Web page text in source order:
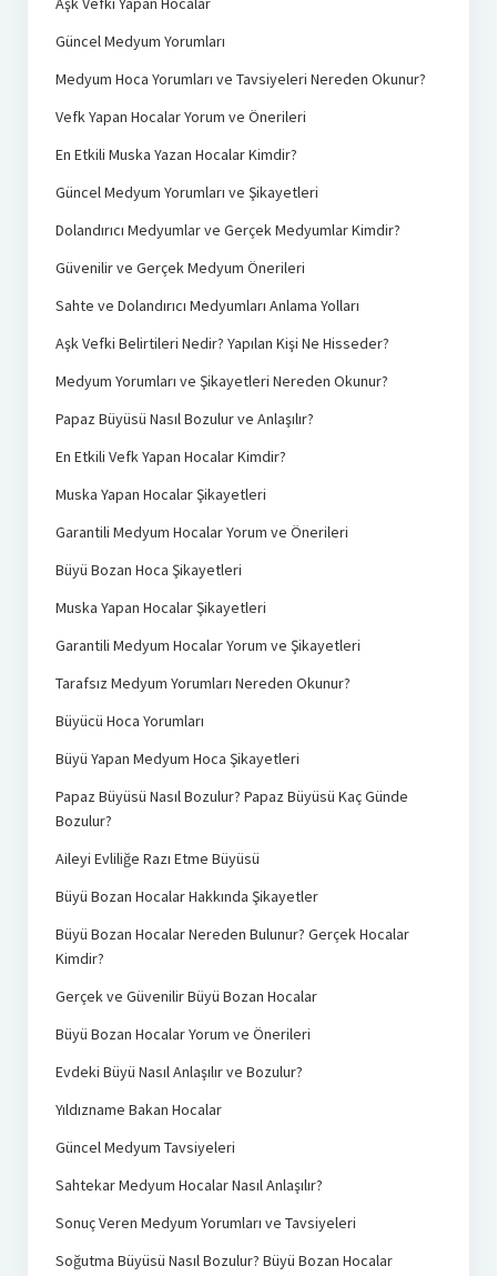
Güncel Medyum Yorumları
Medyum Hoca Yorumları ve Tavsiyeleri Nereden Okunur?
Vefk Yapan Hocalar Yorum ve Önerileri
En Etkili Muska Yazan Hocalar Kimdir?
Güncel Medyum Yorumları ve Şikayetleri
Dolandırıcı Medyumlar ve Gerçek Medyumlar Kimdir?
Güvenilir ve Gerçek Medyum Önerileri
Sahte ve Dolandırıcı Medyumları Anlama Yolları
Aşk Vefki Belirtileri Nedir? Yapılan Kişi Ne Hisseder?
Medyum Yorumları ve Şikayetleri Nereden Okunur?
Papaz Büyüsü Nasıl Bozulur ve Anlaşılır?
En Etkili Vefk Yapan Hocalar Kimdir?
Muska Yapan Hocalar Şikayetleri
Garantili Medyum Hocalar Yorum ve Önerileri
Büyü Bozan Hoca Şikayetleri
Muska Yapan Hocalar Şikayetleri
Garantili Medyum Hocalar Yorum ve Şikayetleri
Tarafsız Medyum Yorumları Nereden Okunur?
Büyücü Hoca Yorumları
Büyü Yapan Medyum Hoca Şikayetleri
Papaz Büyüsü Nasıl Bozulur? Papaz Büyüsü Kaç Günde
Bozulur?
Aileyi Evliliğe Razı Etme Büyüsü
Büyü Bozan Hocalar Hakkında Şikayetler
Büyü Bozan Hocalar Nereden Bulunur? Gerçek Hocalar
Kimdir?
Gerçek ve Güvenilir Büyü Bozan Hocalar
Büyü Bozan Hocalar Yorum ve Önerileri
Evdeki Büyü Nasıl Anlaşılır ve Bozulur?
Yıldızname Bakan Hocalar
Güncel Medyum Tavsiyeleri
Sahtekar Medyum Hocalar Nasıl Anlaşılır?
Sonuç Veren Medyum Yorumları ve Tavsiyeleri
Soğutma Büyüsü Nasıl Bozulur? Büyü Bozan Hocalar